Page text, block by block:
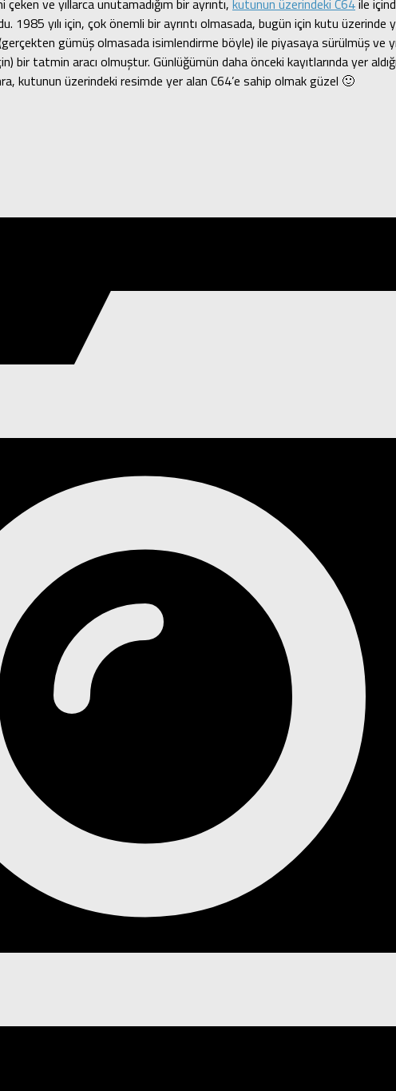
ve yıllarca unutamadığım bir ayrıntı, kutunun üzerindeki C64ile
1985 yılı için, çok önemli bir ayrıntı olmasada, bugün için kutu üzerinde
gümüş olmasada isimlendirme böyle) ile piyasaya sürülmüş ve
bir tatmin aracı olmuştur. Günlüğümün daha önceki kayıtlarında yer
kutunun üzerindeki resimde yer alan C64’e sahip olmak güzel 🙂